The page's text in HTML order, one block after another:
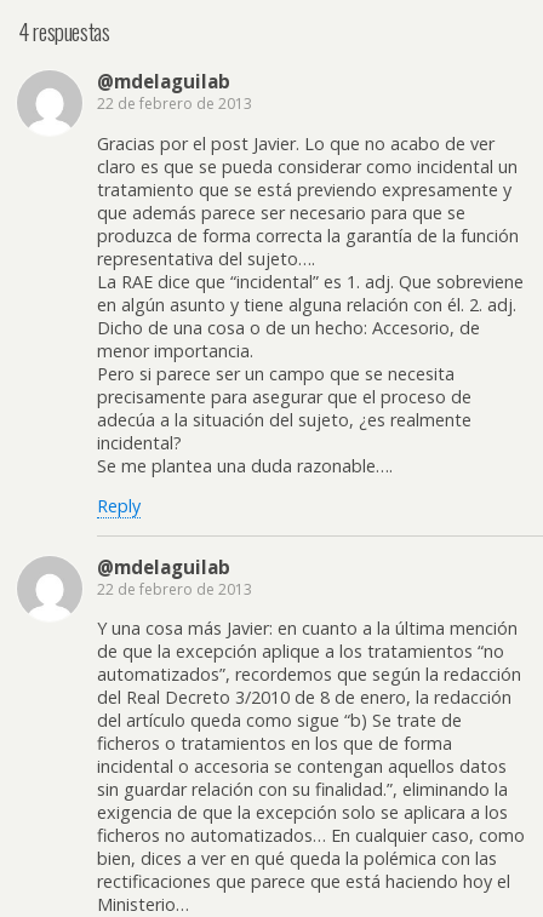
4 respuestas
@mdelaguilab
22 de febrero de 2013
Gracias por el post Javier. Lo que no acabo de ver
claro es que se pueda considerar como incidental un
tratamiento que se está previendo expresamente y
que además parece ser necesario para que se
produzca de forma correcta la garantía de la función
representativa del sujeto….
La RAE dice que “incidental” es 1. adj. Que sobreviene
en algún asunto y tiene alguna relación con él. 2. adj.
Dicho de una cosa o de un hecho: Accesorio, de
menor importancia.
Pero si parece ser un campo que se necesita
precisamente para asegurar que el proceso de
adecúa a la situación del sujeto, ¿es realmente
incidental?
Se me plantea una duda razonable….
Reply
@mdelaguilab
22 de febrero de 2013
Y una cosa más Javier: en cuanto a la última mención
de que la excepción aplique a los tratamientos “no
automatizados”, recordemos que según la redacción
del Real Decreto 3/2010 de 8 de enero, la redacción
del artículo queda como sigue “b) Se trate de
ficheros o tratamientos en los que de forma
incidental o accesoria se contengan aquellos datos
sin guardar relación con su finalidad.”, eliminando la
exigencia de que la excepción solo se aplicara a los
ficheros no automatizados… En cualquier caso, como
bien, dices a ver en qué queda la polémica con las
rectificaciones que parece que está haciendo hoy el
Ministerio…